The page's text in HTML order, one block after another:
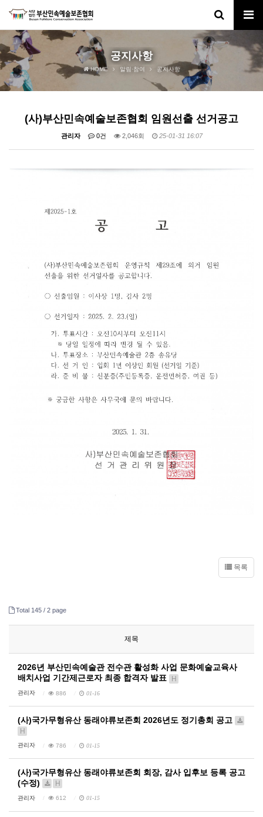
공지사항
HOME 알림·참여 공지사항
(사)부산민속예술보존협회 임원선출 선거공고
관리자 0건 2,046회 25-01-31 16:07
목록
Total 145 / 2 page
제목
2026년 부산민속예술관 전수관 활성화 사업 문화예술교육사
배치사업 기간제근로자 최종 합격자 발표
H
관리자 886 01-16
(사)국가무형유산 동래야류보존회 2026년도 정기총회 공고
H
관리자 786 01-15
(사)국가무형유산 동래야류보존회 회장, 감사 입후보 등록 공고
(수정)
H
관리자 612 01-15